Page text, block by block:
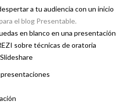
a tu audiencia con un inicio
el blog Presentable.
en blanco en una presentación
sobre técnicas de oratoria